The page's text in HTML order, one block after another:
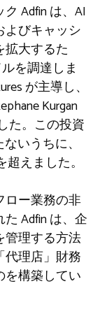
Adfin は、AI
よびキャッシ
拡大するた
を調達しま
が主導し、
Kurgan
た。この投資
いうちに、
えました。
ロー業務の非
Adfin は、企
管理する方法
代理店」財務
構築してい